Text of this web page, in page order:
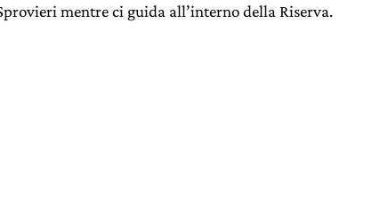
mentre ci guida all’interno della Riserva.